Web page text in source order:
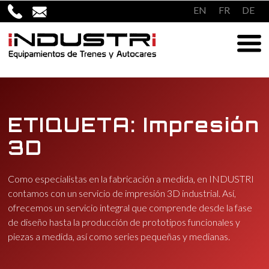
Saltar
al
contenido
EN FR DE
ETIQUETA: Impresión
3D
Como especialistas en la fabricación a medida, en INDUSTRI
contamos con un servicio de impresión 3D industrial. Así,
ofrecemos un servicio integral que comprende desde la fase
de diseño hasta la producción de prototipos funcionales y
piezas a medida, así como series pequeñas y medianas.